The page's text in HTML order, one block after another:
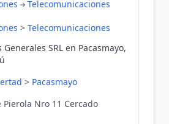
Telecomunicaciones
> Telecomunicaciones
SRL en Pacasmayo,
> Pacasmayo
Pierola Nro 11 Cercado